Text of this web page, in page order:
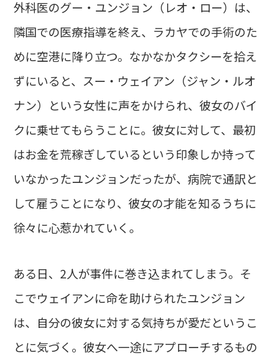
外科医のグー・ユンジョン（レオ・ロー）は、
隣国での医療指導を終え、ラカヤでの手術のた
めに空港に降り立つ。なかなかタクシーを拾え
ずにいると、スー・ウェイアン（ジャン・ルオ
ナン）という女性に声をかけられ、彼女のバイ
クに乗せてもらうことに。彼女に対して、最初
はお金を荒稼ぎしているという印象しか持って
いなかったユンジョンだったが、病院で通訳と
して雇うことになり、彼女の才能を知るうちに
徐々に心惹かれていく。
ある日、2人が事件に巻き込まれてしまう。そ
こでウェイアンに命を助けられたユンジョン
は、自分の彼女に対する気持ちが愛だというこ
とに気づく。彼女へ一途にアプローチするもの